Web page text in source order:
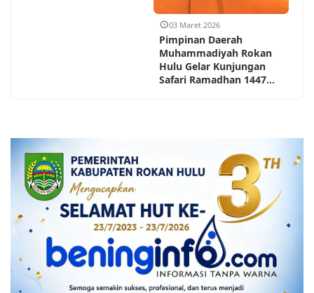
03 Maret 2026
Pimpinan Daerah
Muhammadiyah Rokan
Hulu Gelar Kunjungan
Safari Ramadhan 1447...